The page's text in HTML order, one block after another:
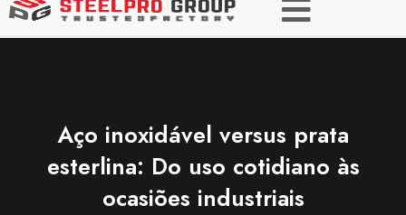
Aço inoxidável versus prata
esterlina: Do uso cotidiano às
ocasiões industriais